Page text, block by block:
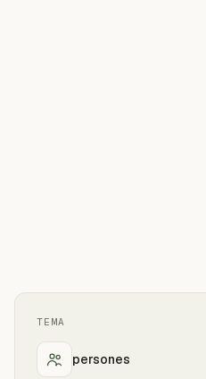
TEMA
persones